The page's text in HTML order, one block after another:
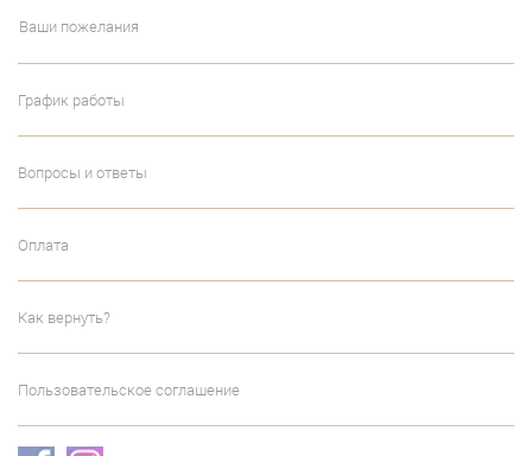
Ваши пожелания
График работы
Вопросы и ответы
Оплата
Как вернуть?
Пользовательское соглашение